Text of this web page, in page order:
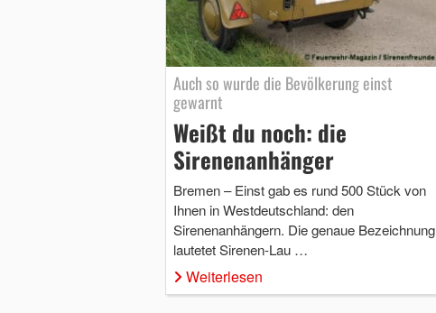
Auch so wurde die Bevölkerung einst
gewarnt
Weißt du noch: die
Sirenenanhänger
Bremen – Einst gab es rund 500 Stück von
Ihnen in Westdeutschland: den
Sirenenanhängern. Die genaue Bezeichnung
lautetet Sirenen-Lau …
Weiterlesen